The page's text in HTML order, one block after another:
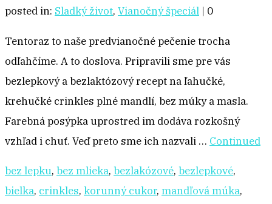
posted in: Sladký život, Vianočný špeciál | 0
Tentoraz to naše predvianočné pečenie trocha
odľahčíme. A to doslova. Pripravili sme pre vás
bezlepkový a bezlaktózový recept na ľahučké,
krehučké crinkles plné mandlí, bez múky a masla.
Farebná posýpka uprostred im dodáva rozkošný
vzhľad i chuť. Veď preto sme ich nazvali … Continued
bez lepku, bez mlieka, bezlakózové, bezlepkové,
bielka, crinkles, korunný cukor, mandľová múka,